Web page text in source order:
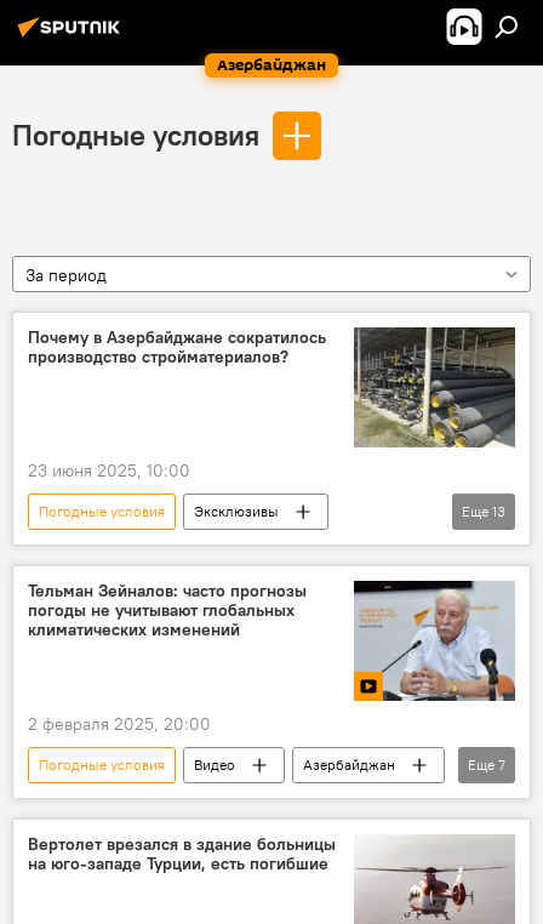
Азербайджан
Погодные условия
За период
Почему в Азербайджане сократилось
производство стройматериалов?
23 июня 2025, 10:00
Погодные условия
Эксклюзивы
Азербайджан
Стройматериалы
Цены
Строительство
Производство
Карабах
эксперт Халид Керимли
комментарий
Экономика
Еще 13
Тельман Зейналов: часто прогнозы
погоды не учитывают глобальных
климатических изменений
2 февраля 2025, 20:00
Погодные условия Видео
Азербайджан
Общество
Прогноз погоды
Изменения климата
Парниковые газы
Экология
Еще 7
Вертолет врезался в здание больницы
на юго-западе Турции, есть погибшие